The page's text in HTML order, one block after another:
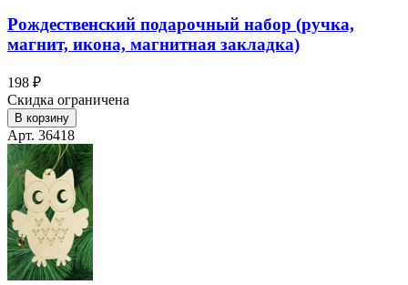
Рождественский подарочный набор (ручка,
магнит, икона, магнитная закладка)
198 ₽
Скидка ограничена
В корзину
Арт. 36418